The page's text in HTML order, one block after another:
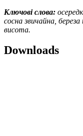
Ключові слова:
сосна звичайна,
висота.
Downloads